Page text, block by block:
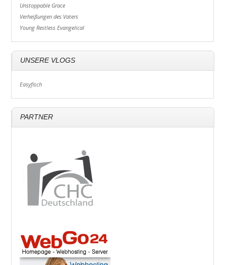
Unstoppable Grace
Verheißungen des Vaters
Young Restless Evangelical
UNSERE VLOGS
Easyfisch
PARTNER